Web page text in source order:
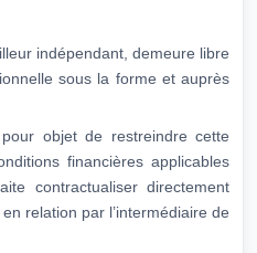
indépendant, demeure libre
sous la forme et auprès
objet de restreindre cette
financières applicables
contractualiser directement
relation par l’intermédiaire de